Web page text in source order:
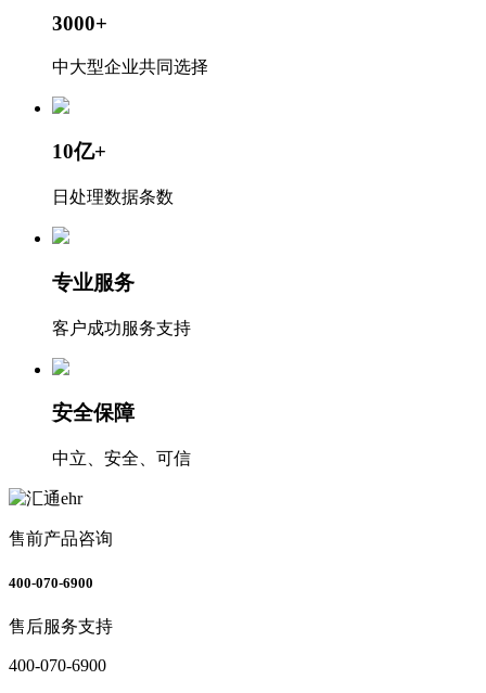
3000+
中大型企业共同选择
10亿+
日处理数据条数
专业服务
客户成功服务支持
安全保障
中立、安全、可信
售前产品咨询
400-070-6900
售后服务支持
400-070-6900